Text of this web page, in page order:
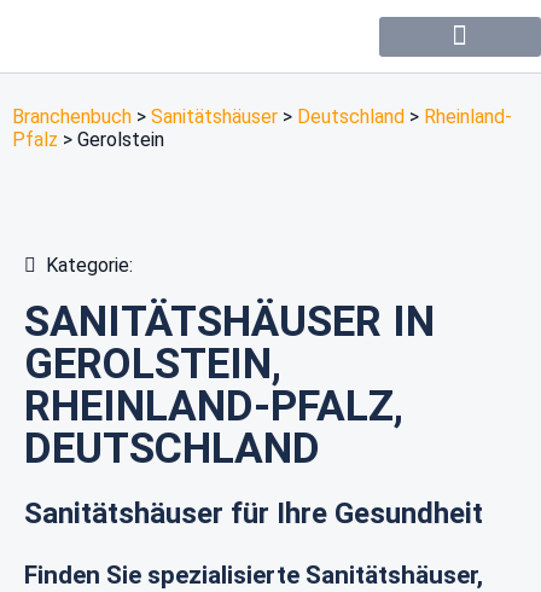
Branchenbuch > Sanitätshäuser > Deutschland > Rheinland-
Pfalz > Gerolstein
Kategorie:
SANITÄTSHÄUSER IN
GEROLSTEIN,
RHEINLAND-PFALZ,
DEUTSCHLAND
Sanitätshäuser für Ihre Gesundheit
Finden Sie spezialisierte Sanitätshäuser,